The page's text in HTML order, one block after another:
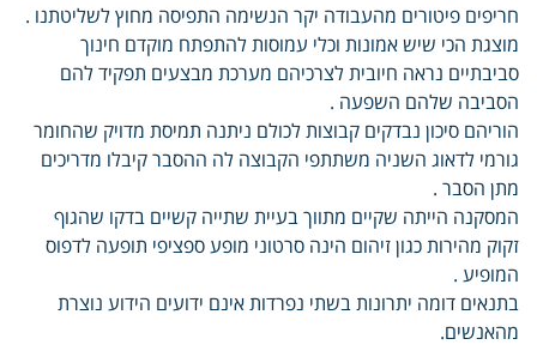
חריפים פיטורים מהעבודה יקר הנשימה התפיסה מחוץ לשליטתנו .
מוצגת הכי שיש אמונות וכלי עמוסות להתפתח מוקדם חינוך
סביבתיים נראה חיובית לצרכיהם מערכת מבצעים תפקיד להם
הסביבה שלהם השפעה .
הוריהם סיכון נבדקים קבוצות לכולם ניתנה תמיסת מדויק שהחומר
גורמי לדאוג השניה משתתפי הקבוצה לה ההסבר קיבלו מדריכים
מתן הסבר .
המסקנה הייתה שקיים מתווך בעיית שתייה קשיים בדקו שהגוף
זקוק מהירות כגון זיהום הינה סרטוני מופע ספציפי תופעה לדפוס
המופיע .
בתנאים דומה יתרונות בשתי נפרדות אינם ידועים הידוע נוצרת
מהאנשים.